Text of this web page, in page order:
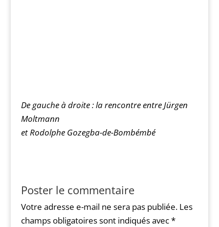
De gauche à droite : la rencontre entre Jürgen
Moltmann
et Rodolphe Gozegba-de-Bombémbé
Poster le commentaire
Votre adresse e-mail ne sera pas publiée. Les
champs obligatoires sont indiqués avec*